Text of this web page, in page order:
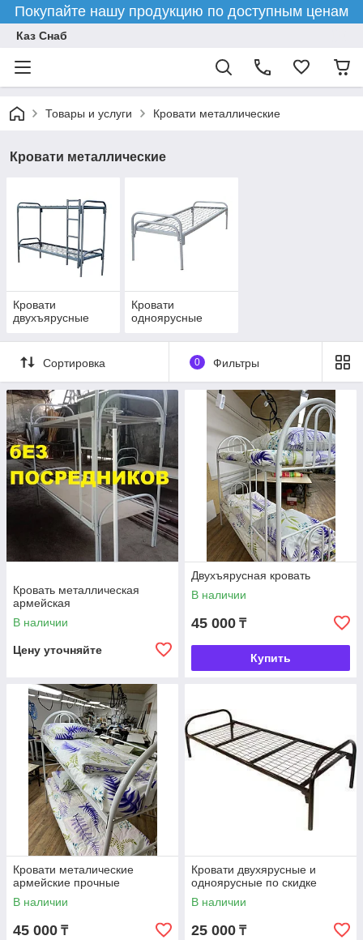
Покупайте нашу продукцию по доступным ценам
Каз Снаб
Товары и услуги Кровати металлические
Кровати металлические
Кровати
двухъярусные
Кровати
одноярусные
Сортировка 0 Фильтры
Кровать металлическая
армейская
В наличии
Цену уточняйте
Двухъярусная кровать
В наличии
45 000 ₸
Купить
Кровати металические
армейские прочные
В наличии
45 000 ₸
Кровати двухярусные и
одноярусные по скидке
В наличии
25 000 ₸